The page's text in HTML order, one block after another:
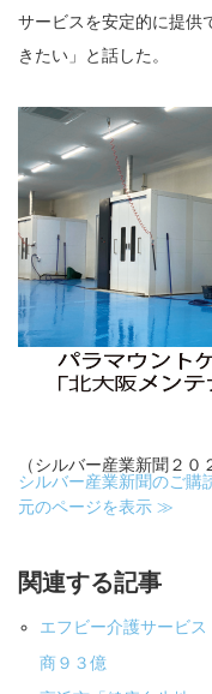
サービスを安定的に提供
きたい」と話した。
（シルバー産業新聞２０
シルバー産業新聞のご購
元のページを表示 ≫
関連する記事
エフビー介護サービ
商９３億